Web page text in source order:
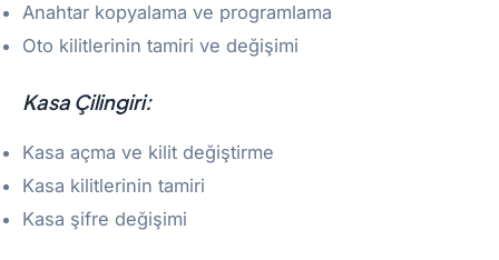
Anahtar kopyalama ve programlama
Oto kilitlerinin tamiri ve değişimi
Kasa Çilingiri:
Kasa açma ve kilit değiştirme
Kasa kilitlerinin tamiri
Kasa şifre değişimi